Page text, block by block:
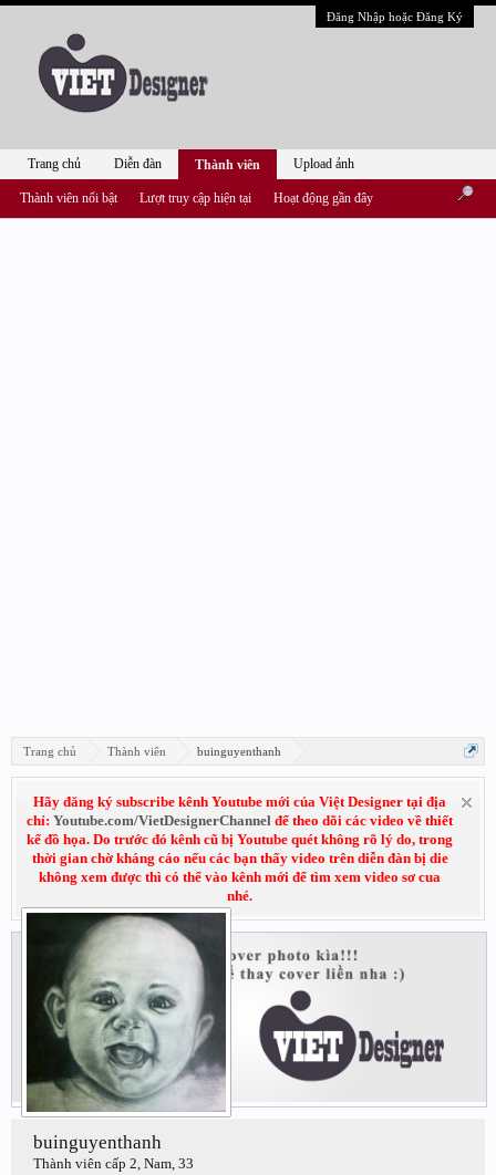
Đăng Nhập hoặc Đăng Ký
Trang chủ Thành viên buinguyenthanh
Hãy đăng ký subscribe kênh Youtube mới của Việt Designer tại địa
chỉ: Youtube.com/VietDesignerChannel để theo dõi các video về thiết
kế đồ họa. Do trước đó kênh cũ bị Youtube quét không rõ lý do, trong
thời gian chờ kháng cáo nếu các bạn thấy video trên diễn đàn bị die
không xem được thì có thể vào kênh mới để tìm xem video sơ cua
nhé.
buinguyenthanh
Thành viên cấp 2, Nam, 33
Trang chủ Diễn đàn Thành viên
Thành viên nổi bật Lượt truy cập hiện tại Hoạt động gần đây
Upload ảnh